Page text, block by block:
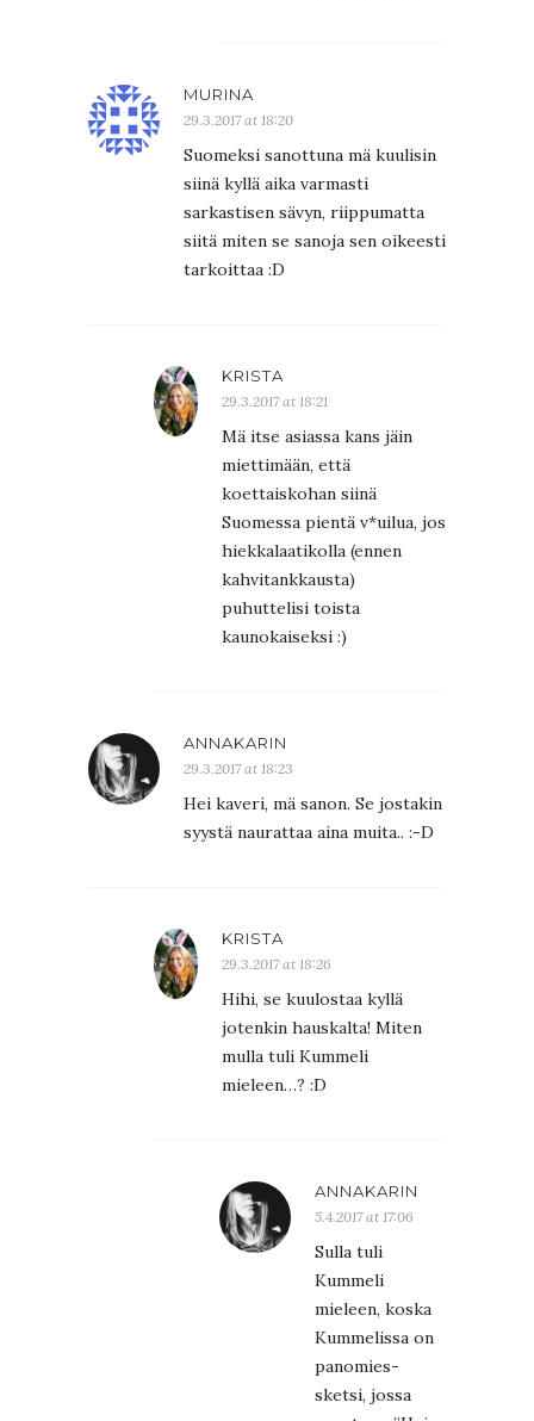
MURINA
29.3.2017 at 18:20
Suomeksi sanottuna mä kuulisin
siinä kyllä aika varmasti
sarkastisen sävyn, riippumatta
siitä miten se sanoja sen oikeesti
tarkoittaa :D
KRISTA
29.3.2017 at 18:21
Mä itse asiassa kans jäin
miettimään, että
koettaiskohan siinä
Suomessa pientä v*uilua, jos
hiekkalaatikolla (ennen
kahvitankkausta)
puhuttelisi toista
kaunokaiseksi :)
ANNAKARIN
29.3.2017 at 18:23
Hei kaveri, mä sanon. Se jostakin
syystä naurattaa aina muita.. :-D
KRISTA
29.3.2017 at 18:26
Hihi, se kuulostaa kyllä
jotenkin hauskalta! Miten
mulla tuli Kummeli
mieleen…? :D
ANNAKARIN
5.4.2017 at 17:06
Sulla tuli
Kummeli
mieleen, koska
Kummelissa on
panomies-
sketsi, jossa